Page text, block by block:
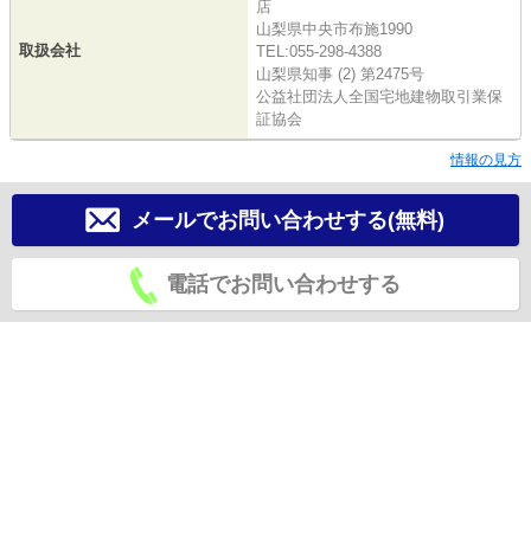
取扱会社
店
山梨県中央市布施1990
TEL:055-298-4388
山梨県知事 (2) 第2475号
公益社団法人全国宅地建物取引業保
証協会
情報の見方
メールでお問い合わせする(無料)
電話でお問い合わせする